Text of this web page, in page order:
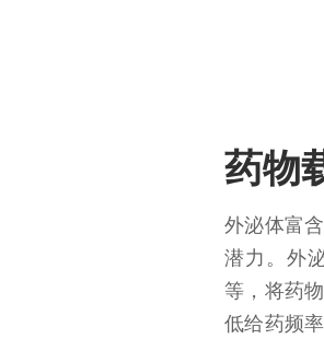
药物
外泌体富
潜力。外
等，将药
低给药频